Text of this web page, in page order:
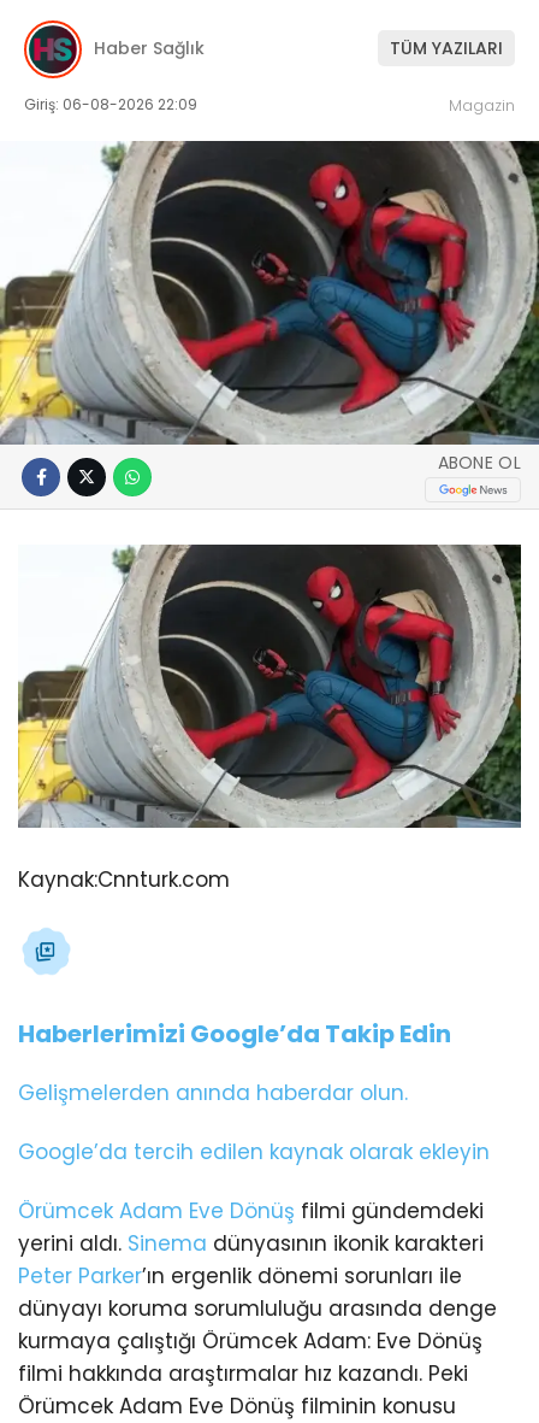
Haber Sağlık TÜM YAZILARI
Giriş: 06-08-2026 22:09 Magazin
ABONE OL
Kaynak:Cnnturk.com
Haberlerimizi Google’da Takip Edin
Gelişmelerden anında haberdar olun.
Google’da tercih edilen kaynak olarak ekleyin
Örümcek Adam Eve Dönüş filmi gündemdeki
yerini aldı. Sinema dünyasının ikonik karakteri
Peter Parker’ın ergenlik dönemi sorunları ile
dünyayı koruma sorumluluğu arasında denge
kurmaya çalıştığı Örümcek Adam: Eve Dönüş
filmi hakkında araştırmalar hız kazandı. Peki
Örümcek Adam Eve Dönüş filminin konusu